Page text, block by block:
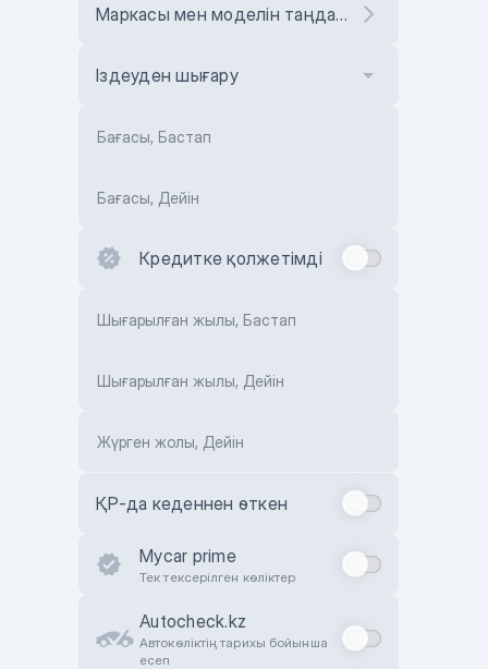
Маркасы мен моделін таңдаңыз
Іздеуден шығару
Бағасы, Бастап
Бағасы, Дейін
Кредитке қолжетімді
Шығарылған жылы, Бастап
Шығарылған жылы, Дейін
Жүрген жолы, Дейін
ҚР-да кеденнен өткен
Mycar prime
Тек тексерілген көліктер
Autocheck.kz
Автокөліктің тарихы бойынша
есеп